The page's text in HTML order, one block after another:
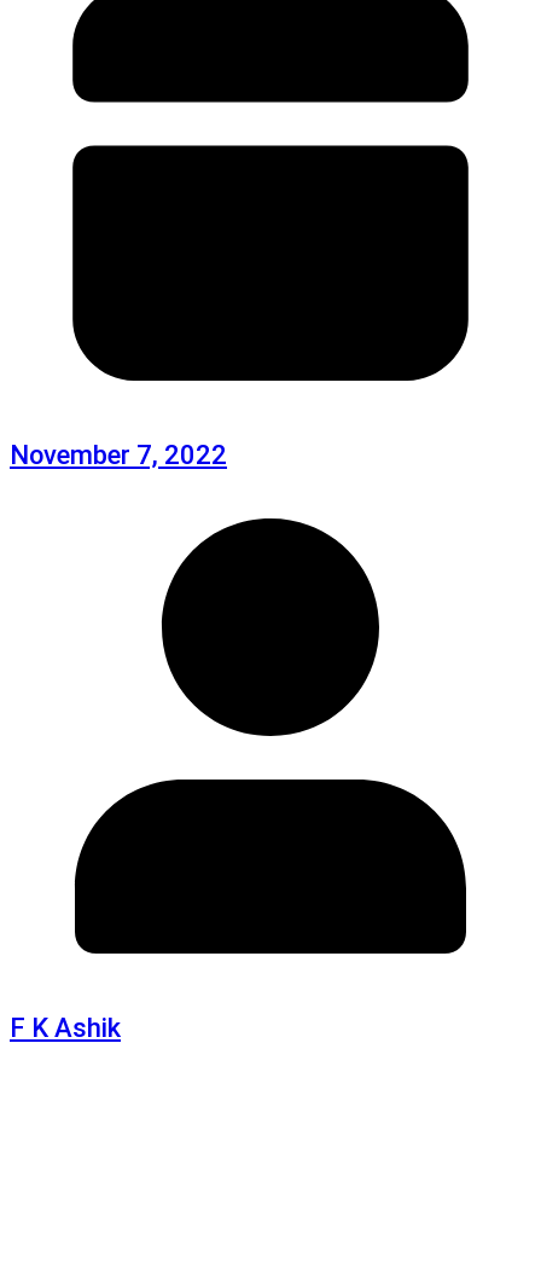
November 7, 2022
F K Ashik